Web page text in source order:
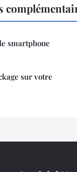
smartphone
sur votre